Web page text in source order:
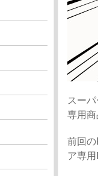
スー
専用商
前回
ア専用